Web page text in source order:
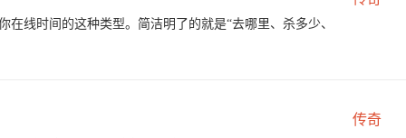
线时间的这种类型。简洁明了的就是“去哪里、杀多少、
传奇